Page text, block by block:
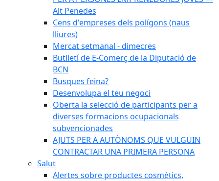
Alt Penedes
Cens d'empreses dels polígons (naus
lliures)
Mercat setmanal - dimecres
Butlletí de E-Comerç de la Diputació de
BCN
Busques feina?
Desenvolupa el teu negoci
Oberta la selecció de participants per a
diverses formacions ocupacionals
subvencionades
AJUTS PER A AUTÒNOMS QUE VULGUIN
CONTRACTAR UNA PRIMERA PERSONA
Salut
Alertes sobre productes cosmètics,